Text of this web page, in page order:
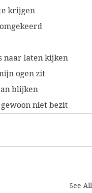
krijgen
naar laten kijken
ogen zit
blijken
niet bezit
See All